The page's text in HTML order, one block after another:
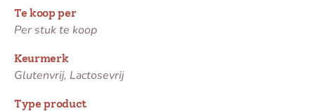
Te koop per
Per stuk te koop
Keurmerk
Glutenvrij, Lactosevrij
Type product